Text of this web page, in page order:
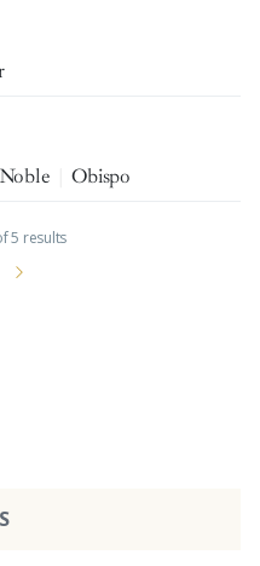
Noble Obispo
5 results